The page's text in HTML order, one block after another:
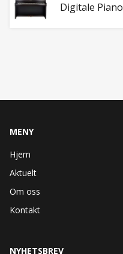
Digitale Piano
MENY
Hjem
Aktuelt
Om oss
Kontakt
NYHETSBREV